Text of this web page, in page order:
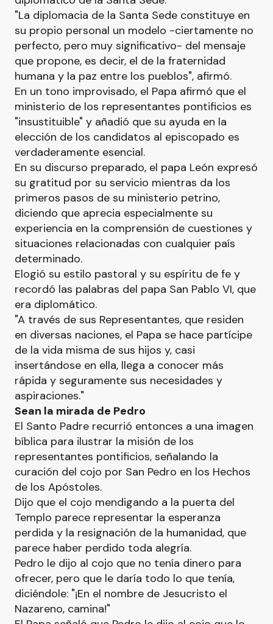
"La diplomacia de la Santa Sede constituye en
su propio personal un modelo -ciertamente no
perfecto, pero muy significativo- del mensaje
que propone, es decir, el de la fraternidad
humana y la paz entre los pueblos", afirmó.
En un tono improvisado, el Papa afirmó que el
ministerio de los representantes pontificios es
"insustituible" y añadió que su ayuda en la
elección de los candidatos al episcopado es
verdaderamente esencial.
En su discurso preparado, el papa León expresó
su gratitud por su servicio mientras da los
primeros pasos de su ministerio petrino,
diciendo que aprecia especialmente su
experiencia en la comprensión de cuestiones y
situaciones relacionadas con cualquier país
determinado.
Elogió su estilo pastoral y su espíritu de fe y
recordó las palabras del papa San Pablo VI, que
era diplomático.
"A través de sus Representantes, que residen
en diversas naciones, el Papa se hace partícipe
de la vida misma de sus hijos y, casi
insertándose en ella, llega a conocer más
rápida y seguramente sus necesidades y
aspiraciones."
Sean la mirada de Pedro
El Santo Padre recurrió entonces a una imagen
bíblica para ilustrar la misión de los
representantes pontificios, señalando la
curación del cojo por San Pedro en los Hechos
de los Apóstoles.
Dijo que el cojo mendigando a la puerta del
Templo parece representar la esperanza
perdida y la resignación de la humanidad, que
parece haber perdido toda alegría.
Pedro le dijo al cojo que no tenía dinero para
ofrecer, pero que le daría todo lo que tenía,
diciéndole: "¡En el nombre de Jesucristo el
Nazareno, camina!"